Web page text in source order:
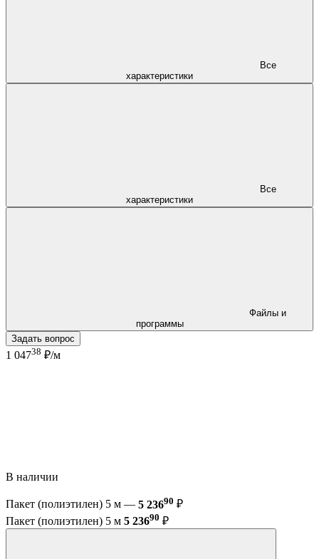
характеристики
характеристики
программы
Задать вопрос
1 04738 ₽/м
В наличии
Пакет (полиэтилен) 5 м — 5 23690 ₽
Пакет (полиэтилен) 5 м 5 23690 ₽